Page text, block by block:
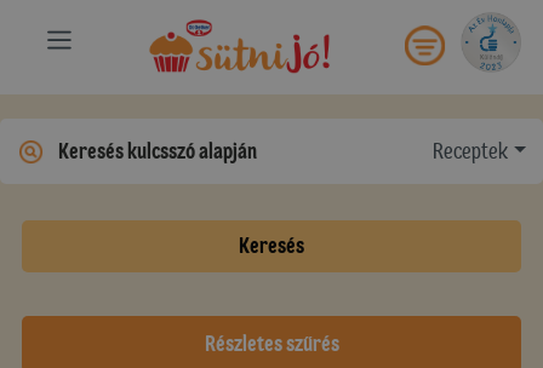
Receptek
Keresés
Részletes szűrés